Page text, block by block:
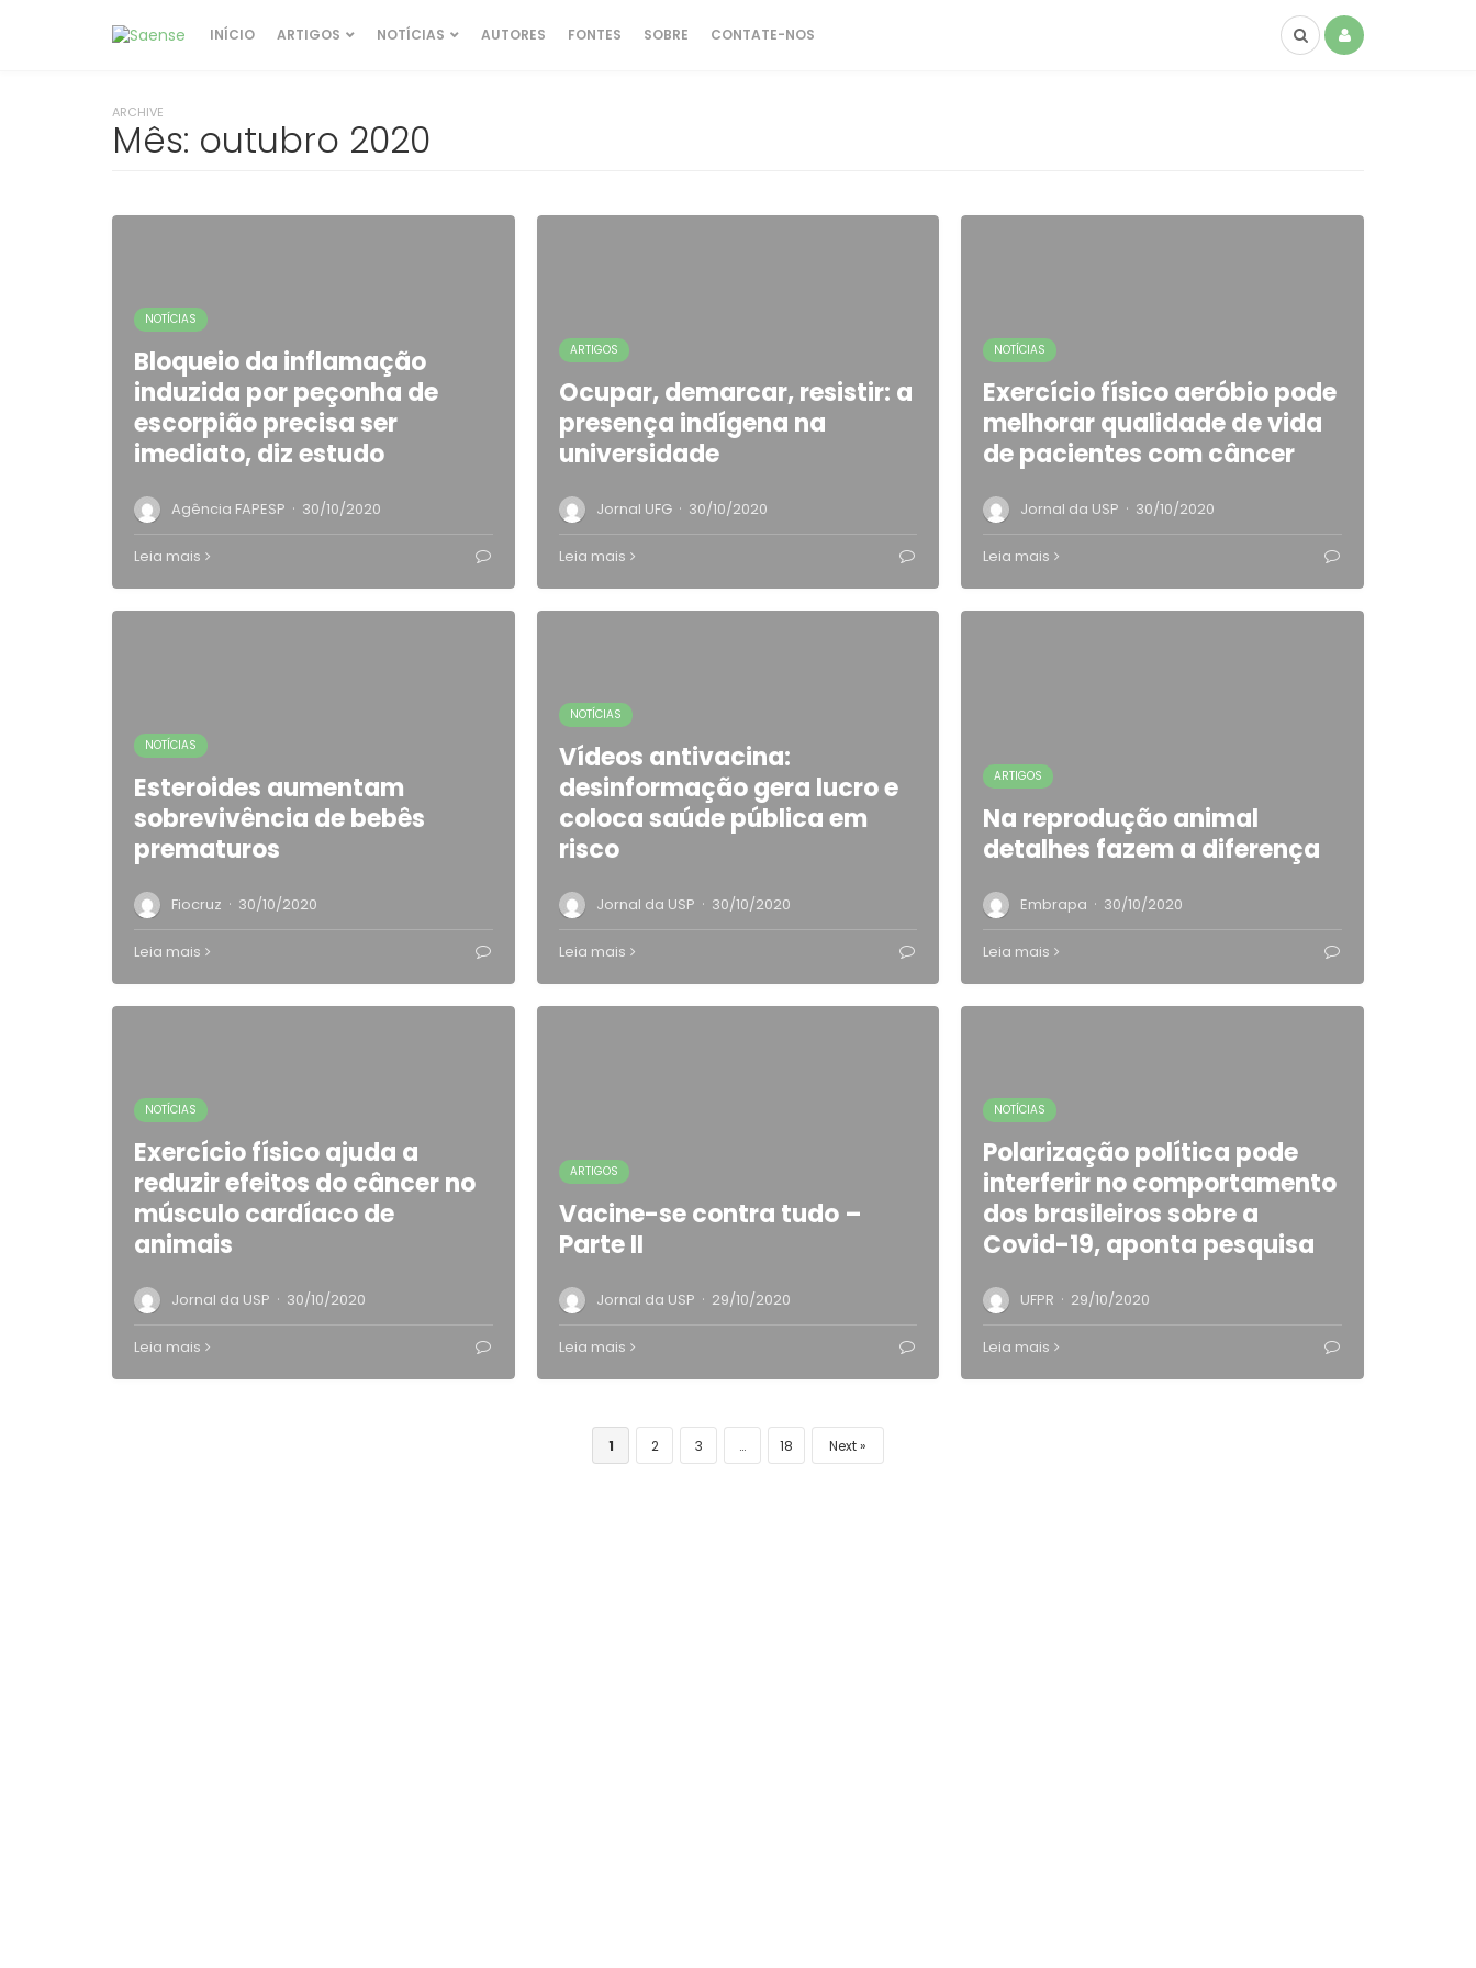
INÍCIO ARTIGOS NOTÍCIAS AUTORES FONTES SOBRE CONTATE-NOS
ARCHIVE
Mês: outubro 2020
NOTÍCIAS
Bloqueio da inflamação
induzida por peçonha de
escorpião precisa ser
imediato, diz estudo
Agência FAPESP · 30/10/2020
Leia mais
ARTIGOS
Ocupar, demarcar, resistir: a
presença indígena na
universidade
Jornal UFG · 30/10/2020
Leia mais
NOTÍCIAS
Exercício físico aeróbio pode
melhorar qualidade de vida
de pacientes com câncer
Jornal da USP · 30/10/2020
Leia mais
NOTÍCIAS
Esteroides aumentam
sobrevivência de bebês
prematuros
Fiocruz · 30/10/2020
Leia mais
NOTÍCIAS
Vídeos antivacina:
desinformação gera lucro e
coloca saúde pública em
risco
Jornal da USP · 30/10/2020
Leia mais
ARTIGOS
Na reprodução animal
detalhes fazem a diferença
Embrapa · 30/10/2020
Leia mais
NOTÍCIAS
Exercício físico ajuda a
reduzir efeitos do câncer no
músculo cardíaco de
animais
Jornal da USP · 30/10/2020
Leia mais
ARTIGOS
Vacine-se contra tudo –
Parte II
Jornal da USP · 29/10/2020
Leia mais
NOTÍCIAS
Polarização política pode
interferir no comportamento
dos brasileiros sobre a
Covid-19, aponta pesquisa
UFPR · 29/10/2020
Leia mais
1 2 3 … 18 Next